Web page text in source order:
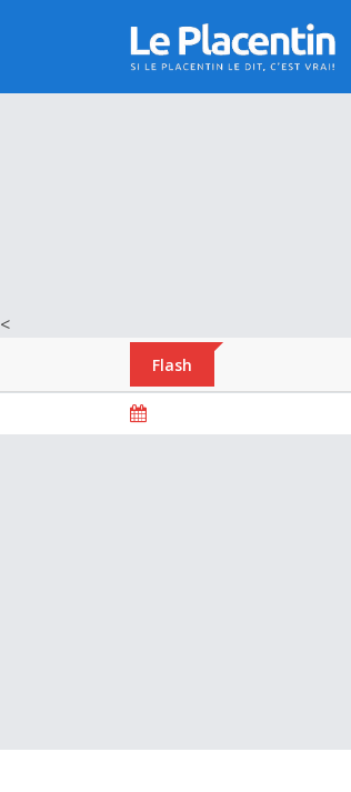
<
Flash